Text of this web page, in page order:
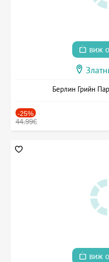
виж
Берлин Грийн
-25%
44.99€
виж